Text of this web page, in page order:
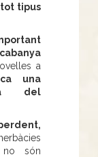
tipus
a
una
del
no són